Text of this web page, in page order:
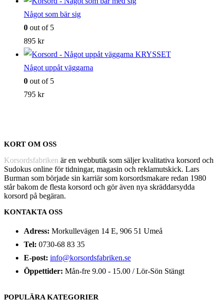
Något som bär sig
0 out of 5
895 kr
Något uppåt väggarna
0 out of 5
795 kr
KORT OM OSS
Korsordsfabriken är en webbutik som säljer kvalitativa korsord och
Sudokus online för tidningar, magasin och reklamutskick. Lars
Burman som började sin karriär som korsordsmakare redan 1980
står bakom de flesta korsord och gör även nya skräddarsydda
korsord på begäran.
KONTAKTA OSS
Adress: Morkullevägen 14 E, 906 51 Umeå
Tel: 0730-68 83 35
E-post: info@korsordsfabriken.se
Öppettider: Mån-fre 9.00 - 15.00 / Lör-Sön Stängt
POPULÄRA KATEGORIER